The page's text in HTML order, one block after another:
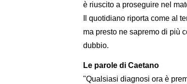
è riuscito a proseguire nel
Il quotidiano riporta come al
ma presto ne sapremo di più
dubbio.
Le parole di Caetano
"Qualsiasi diagnosi ora è